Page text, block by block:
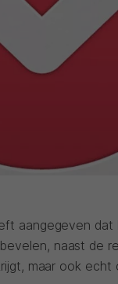
aangegeven
naast de
maar ook echt